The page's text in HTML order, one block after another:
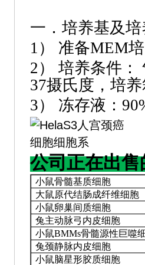
一．培养基及
1） 准备MEM
2） 培养条件：
37摄氏度，培
3） 冻存液：
公司正在出
小鼠骨髓基质细胞
大鼠原代结肠成纤维细胞
小鼠卵巢间质细胞
兔主动脉弓内皮细胞
小鼠BMMs骨髓源性巨噬
兔颈静脉内皮细胞
小鼠脑星形胶质细胞